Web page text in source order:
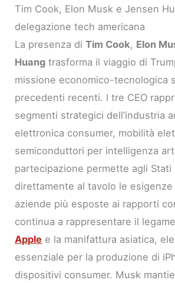
Tim Cook, Elon Musk e Jensen
delegazione tech americana
La presenza diTim Cook, Elon
Huang trasforma il viaggio di
missione economico-tecnologica
precedenti recenti. I tre CEO
segmenti strategici dell’industria
elettronica consumer, mobilità
semiconduttori per intelligenza
partecipazione permette agli
direttamente al tavolo le
aziende più esposte ai rapporti
continua a rappresentare il
Apple e la manifattura asiatica,
essenziale per la produzione di
dispositivi consumer. Musk